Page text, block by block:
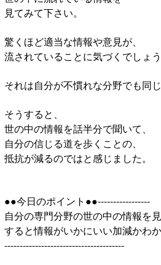
見てみて下さい。
驚くほど適当な情報や意見が、
流されていることに気づくでしょう
それは自分が不慣れな分野でも同じ
そうすると、
世の中の情報を話半分で聞いて、
自分の信じる道を歩くことの、
抵抗が減るのではと感じました。
●●今日のポイント●●-----------------
自分の専門分野の世の中の情報を見
すると情報がいかにいい加減かわか
---------------------------------------